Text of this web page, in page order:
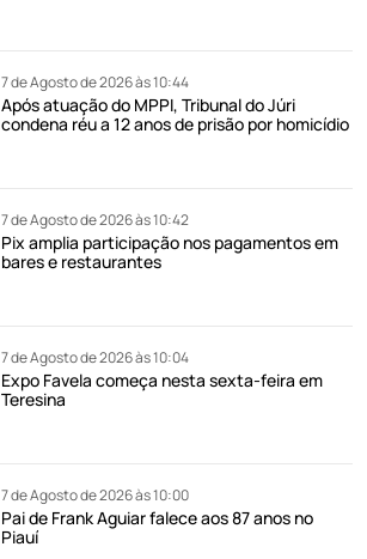
7 de Agosto de 2026 às 10:44
Após atuação do MPPI, Tribunal do Júri
condena réu a 12 anos de prisão por homicídio
7 de Agosto de 2026 às 10:42
Pix amplia participação nos pagamentos em
bares e restaurantes
7 de Agosto de 2026 às 10:04
Expo Favela começa nesta sexta-feira em
Teresina
7 de Agosto de 2026 às 10:00
Pai de Frank Aguiar falece aos 87 anos no
Piauí